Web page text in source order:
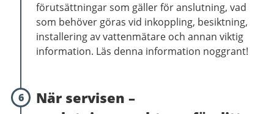
förutsättningar som gäller för anslutning, vad
som behöver göras vid inkoppling, besiktning,
installering av vattenmätare och annan viktig
information. Läs denna information noggrant!
6
När servisen –